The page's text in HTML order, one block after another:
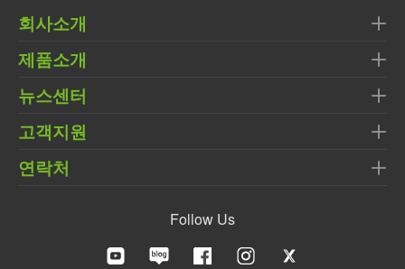
회사소개
제품소개
뉴스센터
고객지원
연락처
Follow Us